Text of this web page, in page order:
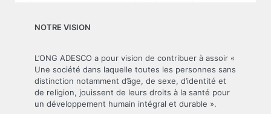
NOTRE VISION
L’ONG ADESCO a pour vision de contribuer à assoir «
Une société dans laquelle toutes les personnes sans
distinction notamment d’âge, de sexe, d’identité et
de religion, jouissent de leurs droits à la santé pour
un développement humain intégral et durable ».